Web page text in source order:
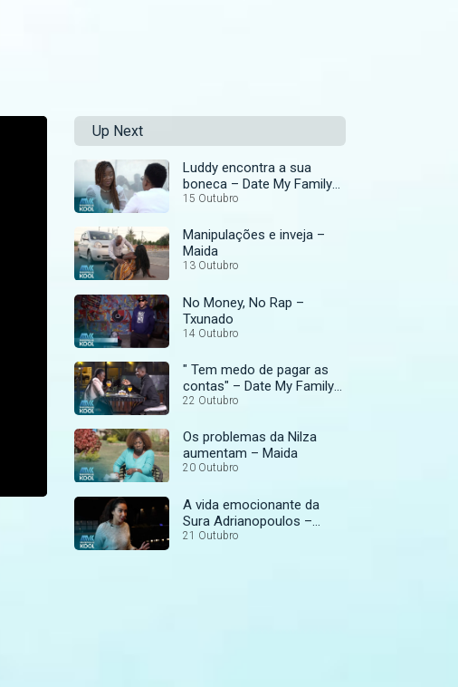
Up Next
Luddy encontra a sua
boneca – Date My Family
Moz
15 Outubro
Manipulações e inveja –
Maida
13 Outubro
No Money, No Rap –
Txunado
14 Outubro
" Tem medo de pagar as
contas" – Date My Family
Moz
22 Outubro
Os problemas da Nilza
aumentam – Maida
20 Outubro
A vida emocionante da
Sura Adrianopoulos –
Txunado
21 Outubro